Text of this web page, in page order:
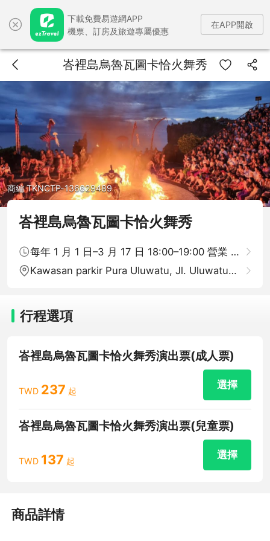
下載免費易遊網APP
機票、訂房及旅遊專屬優惠
在APP開啟
峇裡島烏魯瓦圖卡恰火舞秀
商編 TKNCTP-136629489
峇裡島烏魯瓦圖卡恰火舞秀
每年 1 月 1 日–3 月 17 日 18:00–19:00 營業 (於
Kawasan parkir Pura Uluwatu, Jl. Uluwatu,
行程選項
峇裡島烏魯瓦圖卡恰火舞秀演出票(成人票)
TWD 237 起
選擇
峇裡島烏魯瓦圖卡恰火舞秀演出票(兒童票)
TWD 137 起
選擇
商品詳情